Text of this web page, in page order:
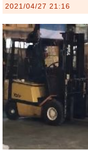
2021/04/27 21:16